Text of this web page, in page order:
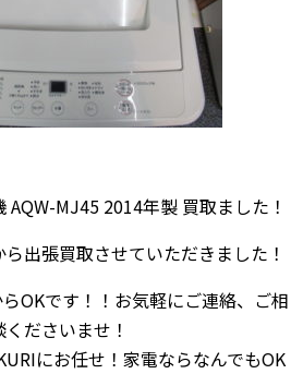
MJ45 2014年製 買取ました！
出張買取させていただきました！
OKです！！お気軽にご連絡、ご相
くださいませ！
にお任せ！家電ならなんでもOK